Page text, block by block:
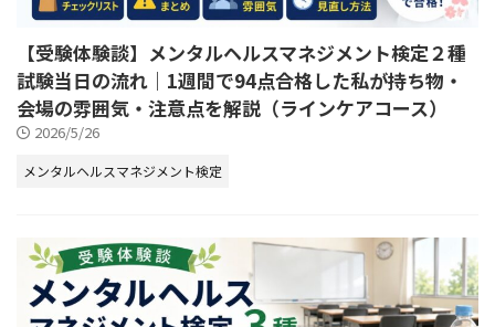
【受験体験談】メンタルヘルスマネジメント検定２種
試験当日の流れ｜1週間で94点合格した私が持ち物・
会場の雰囲気・注意点を解説（ラインケアコース）
2026/5/26
メンタルヘルスマネジメント検定